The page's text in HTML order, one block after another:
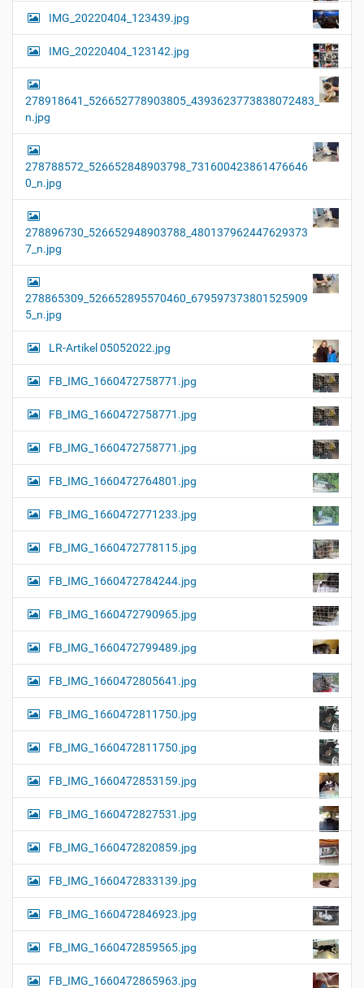
IMG_20220404_123439.jpg
IMG_20220404_123142.jpg
278918641_526652778903805_4393623773838072483_
n.jpg
278788572_526652848903798_731600423861476646
0_n.jpg
278896730_526652948903788_480137962447629373
7_n.jpg
278865309_526652895570460_679597373801525909
5_n.jpg
LR-Artikel 05052022.jpg
FB_IMG_1660472758771.jpg
FB_IMG_1660472758771.jpg
FB_IMG_1660472758771.jpg
FB_IMG_1660472764801.jpg
FB_IMG_1660472771233.jpg
FB_IMG_1660472778115.jpg
FB_IMG_1660472784244.jpg
FB_IMG_1660472790965.jpg
FB_IMG_1660472799489.jpg
FB_IMG_1660472805641.jpg
FB_IMG_1660472811750.jpg
FB_IMG_1660472811750.jpg
FB_IMG_1660472853159.jpg
FB_IMG_1660472827531.jpg
FB_IMG_1660472820859.jpg
FB_IMG_1660472833139.jpg
FB_IMG_1660472846923.jpg
FB_IMG_1660472859565.jpg
FB_IMG_1660472865963.jpg